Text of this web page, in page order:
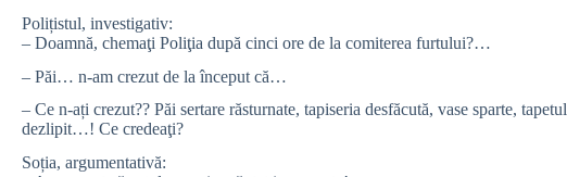
Polițistul, investigativ:
– Doamnă, chemaţi Poliţia după cinci ore de la comiterea furtului?…
– Păi… n-am crezut de la început că…
– Ce n-ați crezut?? Păi sertare răsturnate, tapiseria desfăcută, vase sparte, tapetul
dezlipit…! Ce credeaţi?
Soția, argumentativă: